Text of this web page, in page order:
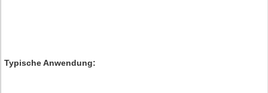
Typische Anwendung: